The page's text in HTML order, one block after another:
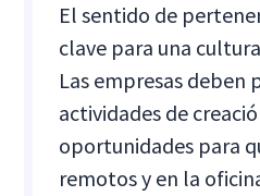
El sentido de
clave para una
Las empresas deben
actividades de
oportunidades para
remotos y en la